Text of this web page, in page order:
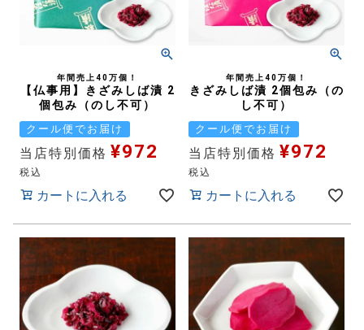
年間売上40万個！
【仏事用】きざみしば漬 2
個包み（のし不可）
クール便でお届け
当店特別価格 ¥972
税込
カートに入れる
年間売上40万個！
きざみしば漬 2個包み（の
し不可）
クール便でお届け
当店特別価格 ¥972
税込
カートに入れる